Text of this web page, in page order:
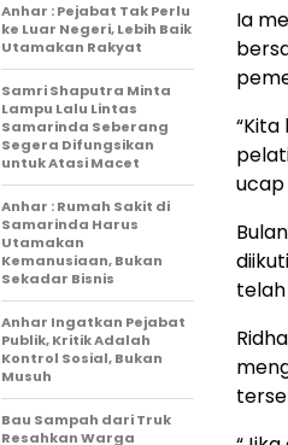
Ia
ucap
telah
Anhar : Pejabat Tak Perlu
ke Luar Negeri, Lebih Baik
Utamakan Rakyat
Samri Shaputra Minta
Lampu Lalu Lintas
Samarinda Seberang
Segera Difungsikan
untuk Atasi Macet
Anhar : Rumah Sakit di
Samarinda Harus
Utamakan
Kemanusiaan, Bukan
Sekadar Bisnis
Anhar Ingatkan Pejabat
Publik, Kritik Adalah
Kontrol Sosial, Bukan
Musuh
Bau Sampah dari Truk
Resahkan Warga